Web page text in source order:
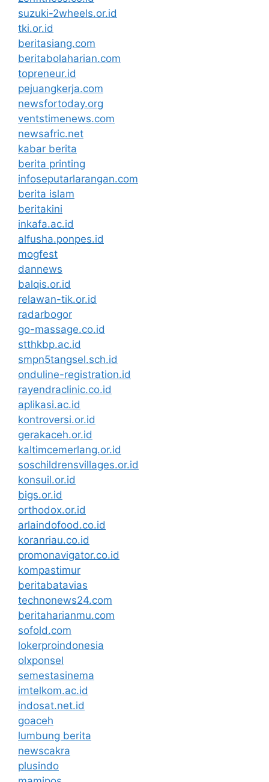
suzuki-2wheels.or.id
tki.or.id
beritasiang.com
beritabolaharian.com
topreneur.id
pejuangkerja.com
newsfortoday.org
ventstimenews.com
newsafric.net
kabar berita
berita printing
infoseputarlarangan.com
berita islam
beritakini
inkafa.ac.id
alfusha.ponpes.id
mogfest
dannews
balqis.or.id
relawan-tik.or.id
radarbogor
go-massage.co.id
stthkbp.ac.id
smpn5tangsel.sch.id
onduline-registration.id
rayendraclinic.co.id
aplikasi.ac.id
kontroversi.or.id
gerakaceh.or.id
kaltimcemerlang.or.id
soschildrensvillages.or.id
konsuil.or.id
bigs.or.id
orthodox.or.id
arlaindofood.co.id
koranriau.co.id
promonavigator.co.id
kompastimur
beritabatavias
technonews24.com
beritaharianmu.com
sofold.com
lokerproindonesia
olxponsel
semestasinema
imtelkom.ac.id
indosat.net.id
goaceh
lumbung berita
newscakra
plusindo